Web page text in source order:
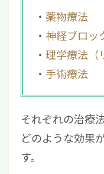
く？
4.4 足のしび
坐骨神経痛（
医療」をご検討
薬物療法
神経ブロッ
理学療法（
手術療法
それぞれの治療
どのような効果
す。